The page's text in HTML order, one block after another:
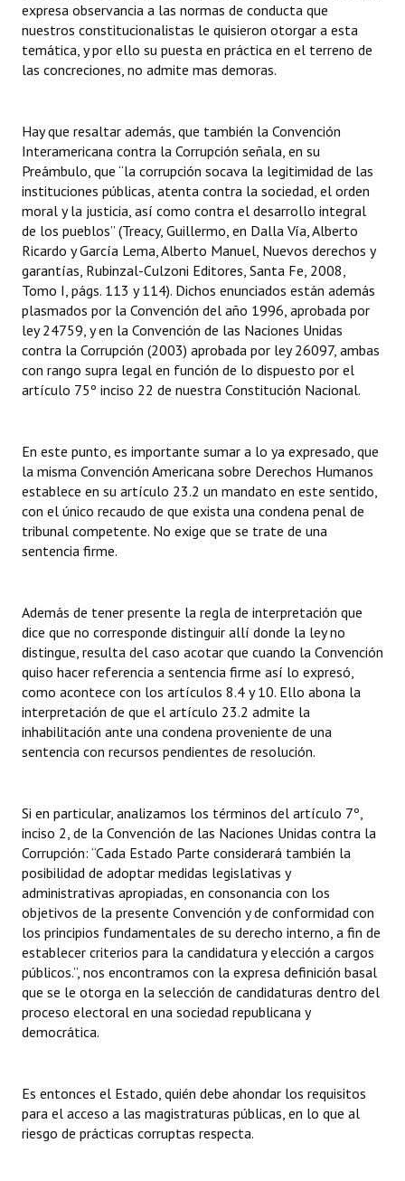
expresa observancia a las normas de conducta que
nuestros constitucionalistas le quisieron otorgar a esta
temática, y por ello su puesta en práctica en el terreno de
las concreciones, no admite mas demoras.
Hay que resaltar además, que también la Convención
Interamericana contra la Corrupción señala, en su
Preámbulo, que “la corrupción socava la legitimidad de las
instituciones públicas, atenta contra la sociedad, el orden
moral y la justicia, así como contra el desarrollo integral
de los pueblos” (Treacy, Guillermo, en Dalla Vía, Alberto
Ricardo y García Lema, Alberto Manuel, Nuevos derechos y
garantías, Rubinzal-Culzoni Editores, Santa Fe, 2008,
Tomo I, págs. 113 y 114). Dichos enunciados están además
plasmados por la Convención del año 1996, aprobada por
ley 24759, y en la Convención de las Naciones Unidas
contra la Corrupción (2003) aprobada por ley 26097, ambas
con rango supra legal en función de lo dispuesto por el
artículo 75º inciso 22 de nuestra Constitución Nacional.
En este punto, es importante sumar a lo ya expresado, que
la misma Convención Americana sobre Derechos Humanos
establece en su artículo 23.2 un mandato en este sentido,
con el único recaudo de que exista una condena penal de
tribunal competente. No exige que se trate de una
sentencia firme.
Además de tener presente la regla de interpretación que
dice que no corresponde distinguir allí donde la ley no
distingue, resulta del caso acotar que cuando la Convención
quiso hacer referencia a sentencia firme así lo expresó,
como acontece con los artículos 8.4 y 10. Ello abona la
interpretación de que el artículo 23.2 admite la
inhabilitación ante una condena proveniente de una
sentencia con recursos pendientes de resolución.
Si en particular, analizamos los términos del artículo 7º,
inciso 2, de la Convención de las Naciones Unidas contra la
Corrupción: “Cada Estado Parte considerará también la
posibilidad de adoptar medidas legislativas y
administrativas apropiadas, en consonancia con los
objetivos de la presente Convención y de conformidad con
los principios fundamentales de su derecho interno, a fin de
establecer criterios para la candidatura y elección a cargos
públicos.”, nos encontramos con la expresa definición basal
que se le otorga en la selección de candidaturas dentro del
proceso electoral en una sociedad republicana y
democrática.
Es entonces el Estado, quién debe ahondar los requisitos
para el acceso a las magistraturas públicas, en lo que al
riesgo de prácticas corruptas respecta.